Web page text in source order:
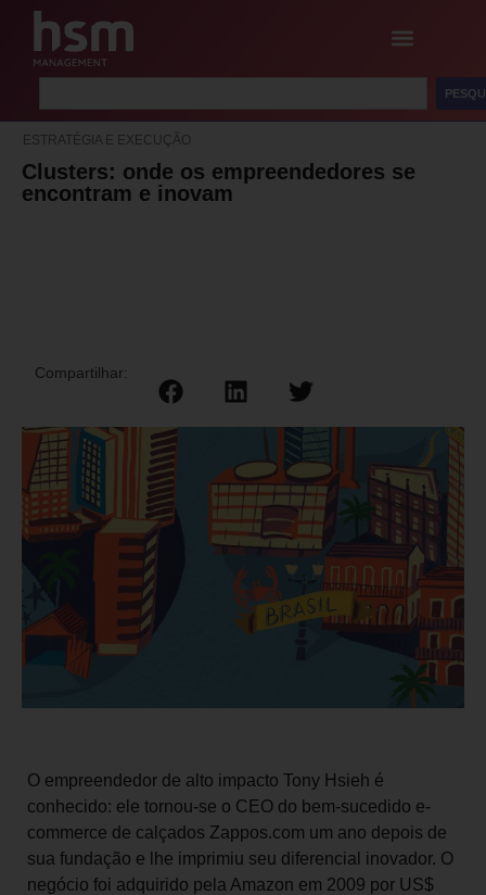
ESTRATÉGIA E EXECUÇÃO
Clusters: onde os empreendedores se
encontram e inovam
Compartilhar:
O empreendedor de alto impacto Tony Hsieh é
conhecido: ele tornou-se o CEO do bem-sucedido e-
commerce de calçados Zappos.com um ano depois de
sua fundação e lhe imprimiu seu diferencial inovador. O
negócio foi adquirido pela Amazon em 2009 por US$